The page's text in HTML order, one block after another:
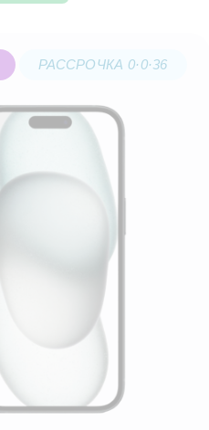
РАССРОЧКА 0·0·36